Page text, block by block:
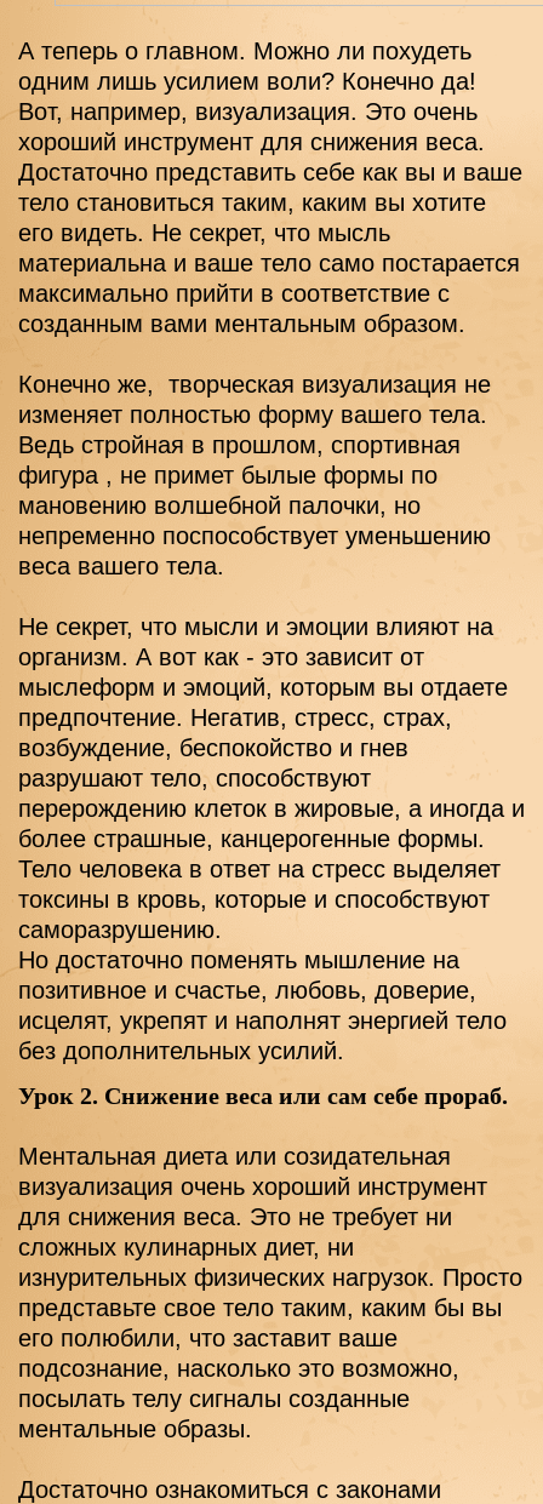
А теперь о главном. Можно ли похудеть
одним лишь усилием воли? Конечно да!
Вот, например, визуализация. Это очень
хороший инструмент для снижения веса.
Достаточно представить себе как вы и ваше
тело становиться таким, каким вы хотите
его видеть. Не секрет, что мысль
материальна и ваше тело само постарается
максимально прийти в соответствие с
созданным вами ментальным образом.
Конечно же,  творческая визуализация не
изменяет полностью форму вашего тела.
Ведь стройная в прошлом, спортивная
фигура , не примет былые формы по
мановению волшебной палочки, но
непременно поспособствует уменьшению
веса вашего тела.
Не секрет, что мысли и эмоции влияют на
организм. А вот как - это зависит от
мыслеформ и эмоций, которым вы отдаете
предпочтение. Негатив, стресс, страх,
возбуждение, беспокойство и гнев
разрушают тело, способствуют
перерождению клеток в жировые, а иногда и
более страшные, канцерогенные формы.
Тело человека в ответ на стресс выделяет
токсины в кровь, которые и способствуют
саморазрушению.
Но достаточно поменять мышление на
позитивное и счастье, любовь, доверие,
исцелят, укрепят и наполнят энергией тело
без дополнительных усилий.
Урок 2. Снижение веса или сам себе прораб.
Ментальная диета или созидательная
визуализация очень хороший инструмент
для снижения веса. Это не требует ни
сложных кулинарных диет, ни
изнурительных физических нагрузок. Просто
представьте свое тело таким, каким бы вы
его полюбили, что заставит ваше
подсознание, насколько это возможно,
посылать телу сигналы созданные
ментальные образы.
Достаточно ознакомиться с законами